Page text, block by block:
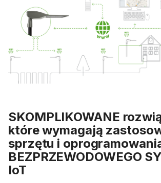
SKOMPLIKOWANE
które wymagają
sprzętu i
BEZPRZEWODOWEGO
IoT